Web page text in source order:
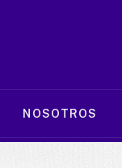
NOSOTROS